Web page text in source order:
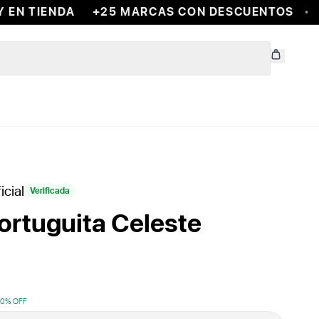
TIENDA +25 MARCAS CON DESCUENTOS
Verificada
Celeste
% OFF